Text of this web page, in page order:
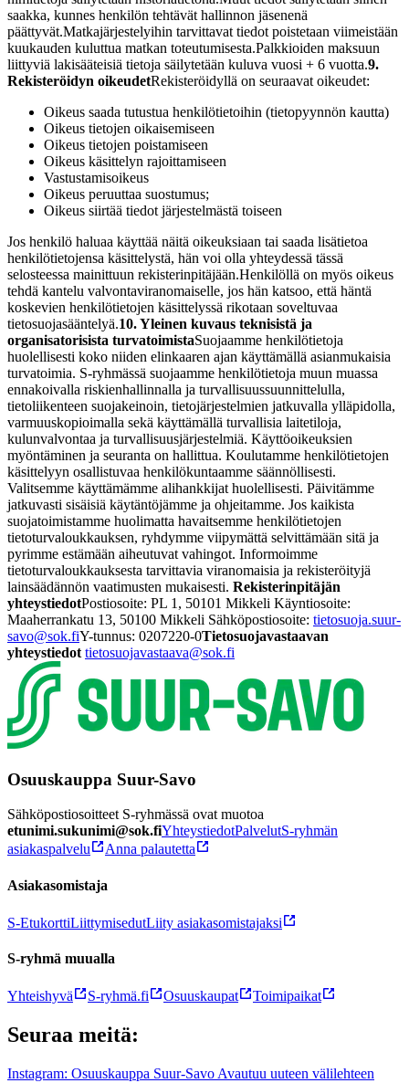
saakka, kunnes henkilön tehtävät hallinnon jäsenenä
päättyvät.Matkajärjestelyihin tarvittavat tiedot poistetaan viimeistään
kuukauden kuluttua matkan toteutumisesta.Palkkioiden maksuun
liittyviä lakisääteisiä tietoja säilytetään kuluva vuosi + 6 vuotta.9.
Rekisteröidyn oikeudetRekisteröidyllä on seuraavat oikeudet:
Oikeus saada tutustua henkilötietoihin (tietopyynnön kautta)
Oikeus tietojen oikaisemiseen
Oikeus tietojen poistamiseen
Oikeus käsittelyn rajoittamiseen
Vastustamisoikeus
Oikeus peruuttaa suostumus;
Oikeus siirtää tiedot järjestelmästä toiseen
Jos henkilö haluaa käyttää näitä oikeuksiaan tai saada lisätietoa
henkilötietojensa käsittelystä, hän voi olla yhteydessä tässä
selosteessa mainittuun rekisterinpitäjään.Henkilöllä on myös oikeus
tehdä kantelu valvontaviranomaiselle, jos hän katsoo, että häntä
koskevien henkilötietojen käsittelyssä rikotaan soveltuvaa
tietosuojasääntelyä.10. Yleinen kuvaus teknisistä ja
organisatorisista turvatoimistaSuojaamme henkilötietoja
huolellisesti koko niiden elinkaaren ajan käyttämällä asianmukaisia
turvatoimia. S-ryhmässä suojaamme henkilötietoja muun muassa
ennakoivalla riskienhallinnalla ja turvallisuussuunnittelulla,
tietoliikenteen suojakeinoin, tietojärjestelmien jatkuvalla ylläpidolla,
varmuuskopioimalla sekä käyttämällä turvallisia laitetiloja,
kulunvalvontaa ja turvallisuusjärjestelmiä. Käyttöoikeuksien
myöntäminen ja seuranta on hallittua. Koulutamme henkilötietojen
käsittelyyn osallistuvaa henkilökuntaamme säännöllisesti.
Valitsemme käyttämämme alihankkijat huolellisesti. Päivitämme
jatkuvasti sisäisiä käytäntöjämme ja ohjeitamme. Jos kaikista
suojatoimistamme huolimatta havaitsemme henkilötietojen
tietoturvaloukkauksen, ryhdymme viipymättä selvittämään sitä ja
pyrimme estämään aiheutuvat vahingot. Informoimme
tietoturvaloukkauksesta tarvittavia viranomaisia ja rekisteröityjä
lainsäädännön vaatimusten mukaisesti. Rekisterinpitäjän
yhteystiedotPostiosoite: PL 1, 50101 Mikkeli Käyntiosoite:
Maaherrankatu 13, 50100 Mikkeli Sähköpostiosoite: tietosuoja.suur-
savo@sok.fiY-tunnus: 0207220-0Tietosuojavastaavan
yhteystiedot tietosuojavastaava@sok.fi
Osuuskauppa Suur-Savo
Sähköpostiosoitteet S-ryhmässä ovat muotoa
etunimi.sukunimi@sok.fiYhteystiedotPalvelutS-ryhmän
asiakaspalvelu
Anna palautetta
Asiakasomistaja
S-EtukorttiLiittymisedutLiity asiakasomistajaksi
S-ryhmä muualla
Yhteishyvä S-ryhmä.fi Osuuskaupat Toimipaikat
Seuraa meitä:
Instagram: Osuuskauppa Suur-Savo Avautuu uuteen välilehteen